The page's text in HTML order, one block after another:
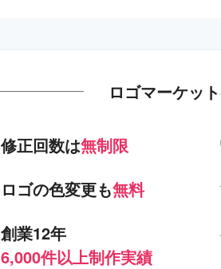
ロゴマーケッ
修正回数は無制限
ロゴの色変更も無料
創業12年
6,000件以上制作実績